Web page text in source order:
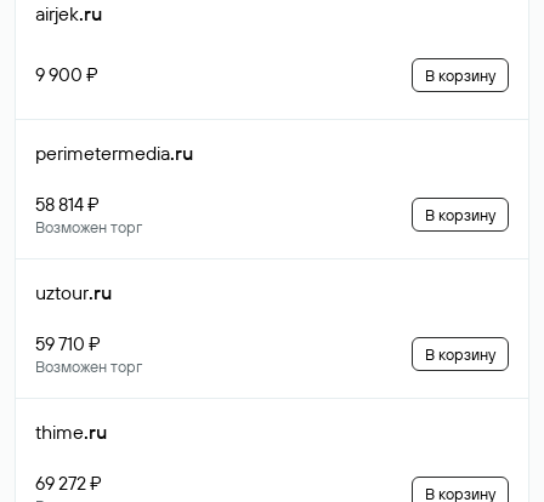
airjek.ru
9 900 ₽ В корзину
perimetermedia.ru
58 814 ₽
Возможен торг
В корзину
uztour.ru
59 710 ₽
Возможен торг
В корзину
thime.ru
69 272 ₽ В корзину